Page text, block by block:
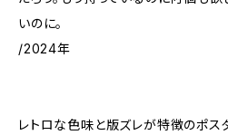
いのに。
/2024年
レトロな色味と版ズレが特徴のポス